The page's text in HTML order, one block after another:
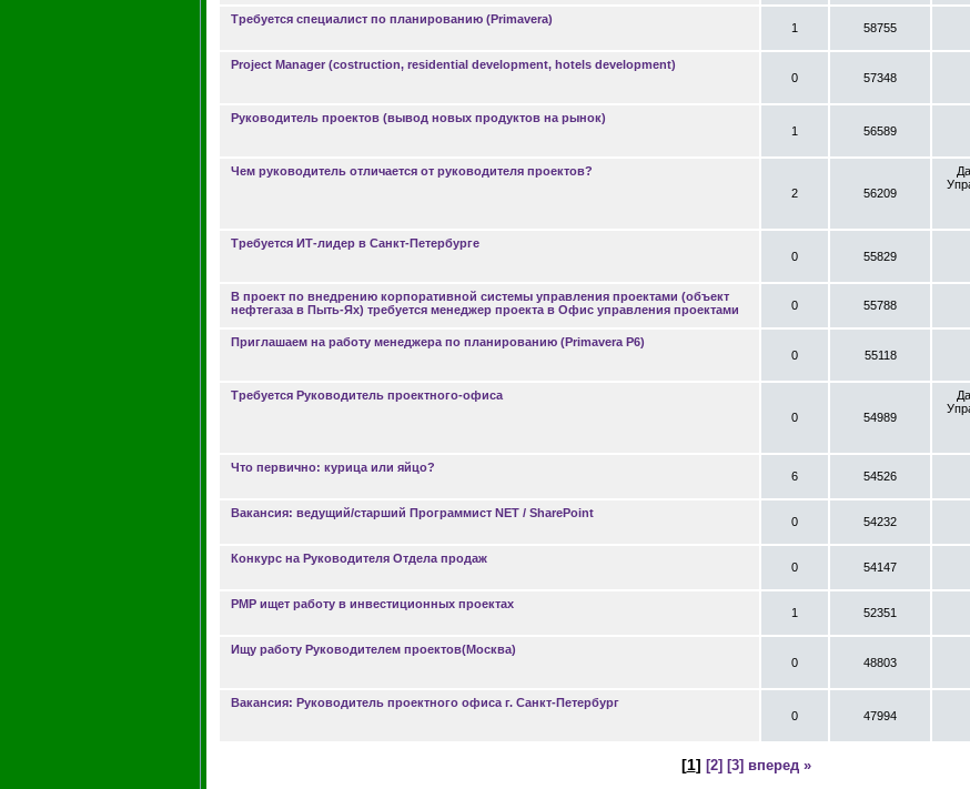
Требуется специалист по планированию (Primavera)
1 58755
Project Manager (costruction, residential development, hotels development)
0
57348
Руководитель проектов (вывод новых продуктов на рынок)
1
56589
Чем руководитель отличается от руководителя проектов?
2
56209
Требуется ИТ-лидер в Санкт-Петербурге
0
55829
В проект по внедрению корпоративной системы управления проектами (объект
нефтегаза в Пыть-Ях) требуется менеджер проекта в Офис управления проектами
0 55788
Приглашаем на работу менеджера по планированию (Primavera P6)
0
55118
Требуется Руководитель проектного-офиса
0
54989
Что первично: курица или яйцо?
6 54526
Вакансия: ведущий/старший Программист NET / SharePoint
0 54232
Конкурс на Руководителя Отдела продаж
0 54147
PMP ищет работу в инвестиционных проектах
1 52351
Ищу работу Руководителем проектов(Москва)
0
48803
Вакансия: Руководитель проектного офиса г. Санкт-Петербург
0
47994
[1] [2] [3] вперед »